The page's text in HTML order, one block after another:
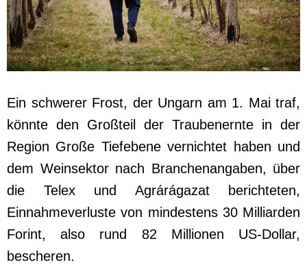
Ein schwerer Frost, der Ungarn am 1. Mai traf,
könnte den Großteil der Traubenernte in der
Region Große Tiefebene vernichtet haben und
dem Weinsektor nach Branchenangaben, über
die Telex und Agrárágazat berichteten,
Einnahmeverluste von mindestens 30 Milliarden
Forint, also rund 82 Millionen US-Dollar,
bescheren.